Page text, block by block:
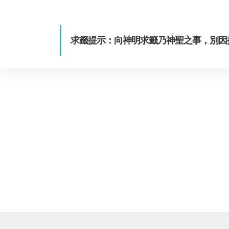
求籤提示：向神明求籤乃神聖之事，別